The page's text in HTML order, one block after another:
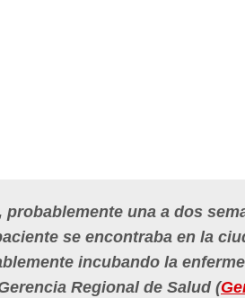
una a dos
se encontraba en la
incubando la
Regional de Salud (